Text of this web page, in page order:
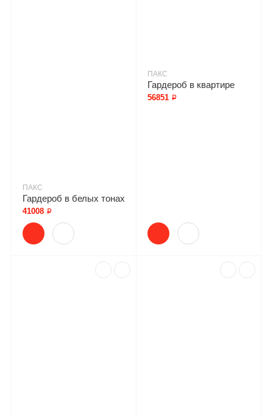
ПАКС
Гардероб в белых тонах
41008 ₽
ПАКС
Гардероб в квартире
56851 ₽